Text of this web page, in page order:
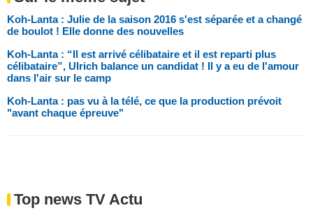
Koh-Lanta : Julie de la saison 2016 s'est séparée et a changé
de boulot ! Elle donne des nouvelles
Koh-Lanta : “Il est arrivé célibataire et il est reparti plus
célibataire”, Ulrich balance un candidat ! Il y a eu de l'amour
dans l'air sur le camp
Koh-Lanta : pas vu à la télé, ce que la production prévoit
"avant chaque épreuve"
Top news TV Actu